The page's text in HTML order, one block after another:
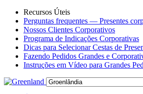
Recursos Úteis
Perguntas frequentes — Presentes
Nossos Clientes Corporativos
Programa de Indicações Corporativas
Dicas para Selecionar Cestas de
Fazendo Pedidos Grandes e
Instruções em Vídeo para Grandes